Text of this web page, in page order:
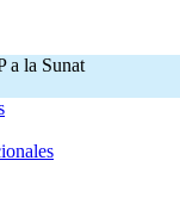
a la Sunat